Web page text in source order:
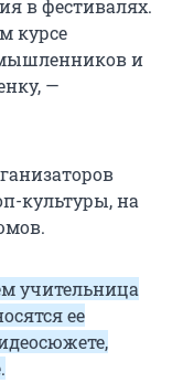
в фестивалях.
курсе
и
—
культуры, на
учительница
ее